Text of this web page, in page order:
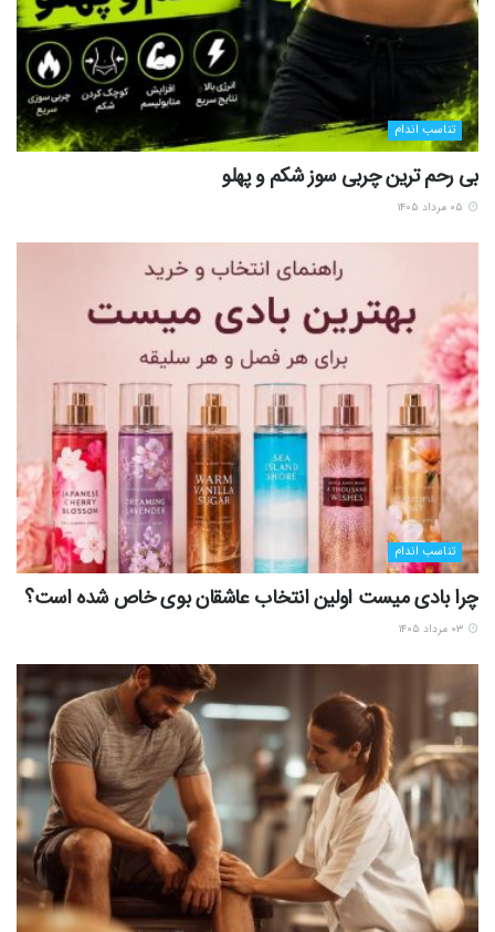
تناسب اندام
بی رحم ترین چربی سوز شکم و پهلو
تناسب اندام
چرا بادی میست اولین انتخاب عاشقان بوی خاص شده است؟